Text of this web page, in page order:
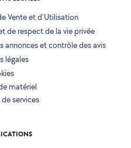
Vente et d'Utilisation
de respect de la vie privée
annonces et contrôle des avis
légales
matériel
services